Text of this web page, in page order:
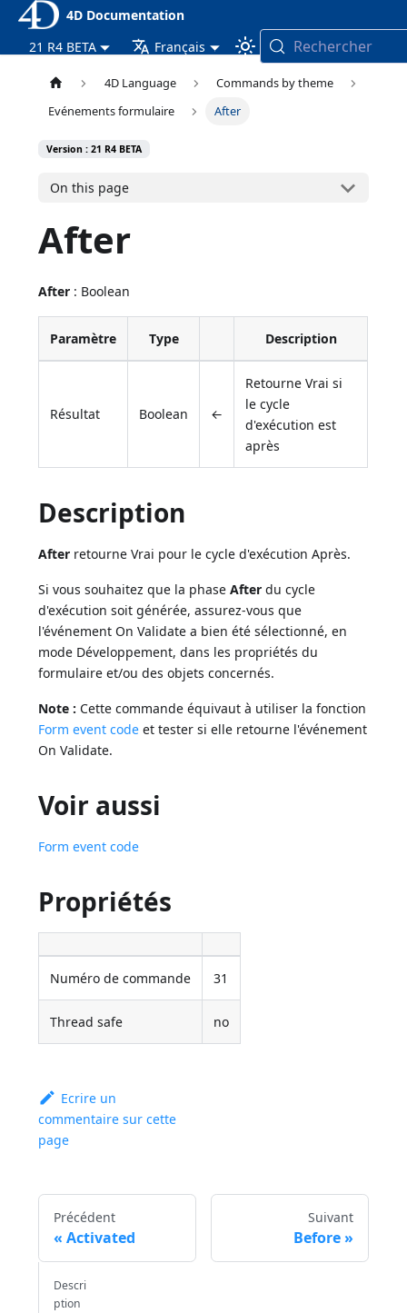
4D Documentation
21 R4 BETA
Français Rechercher
4D Language
Commands by theme
Evénements formulaire
After
Version : 21 R4 BETA
On this page
After
After : Boolean
Paramètre Type Description
Résultat Boolean ←
Retourne Vrai si
le cycle
d'exécution est
après
Description
After retourne Vrai pour le cycle d'exécution Après.
Si vous souhaitez que la phaseAfter du cycle
d'exécution soit générée, assurez-vous que
l'événement On Validate a bien été sélectionné, en
mode Développement, dans les propriétés du
formulaire et/ou des objets concernés.
Note : Cette commande équivaut à utiliser la fonction
Form event code et tester si elle retourne l'événement
On Validate.
Voir aussi
Form event code
Propriétés
Numéro de commande 31
Thread safe no
Ecrire un
commentaire sur cette
page
Précédent
Activated
Suivant
Before
Descri
ption